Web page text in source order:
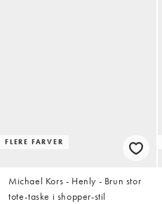
FLERE FARVER
Michael Kors - Henly - Brun stor
tote-taske i shopper-stil